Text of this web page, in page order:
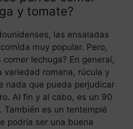
y tomate?
las ensaladas
muy popular. Pero,
lechuga? En general,
variedad romana, rúcula y
nada que pueda perjudicar
Al fin y al cabo, es un 90
También es un tentempié
podría ser una buena